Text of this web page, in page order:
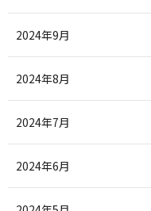
2024年9月
2024年8月
2024年7月
2024年6月